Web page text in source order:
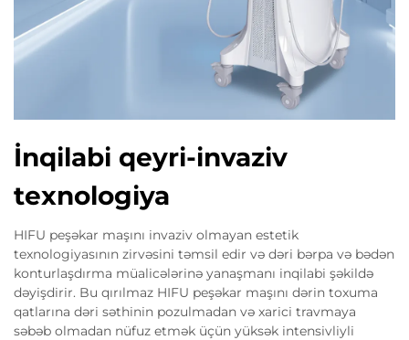
İnqilabi qeyri-invaziv
texnologiya
HIFU peşəkar maşını invaziv olmayan estetik
texnologiyasının zirvəsini təmsil edir və dəri bərpa və bədən
konturlaşdırma müalicələrinə yanaşmanı inqilabi şəkildə
dəyişdirir. Bu qırılmaz HIFU peşəkar maşını dərin toxuma
qatlarına dəri səthinin pozulmadan və xarici travmaya
səbəb olmadan nüfuz etmək üçün yüksək intensivliyli